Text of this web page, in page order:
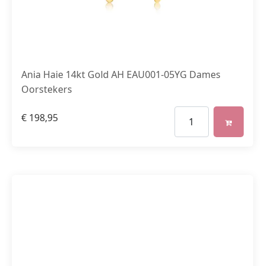
Ania Haie 14kt Gold AH EAU001-05YG Dames
Oorstekers
€ 198,95